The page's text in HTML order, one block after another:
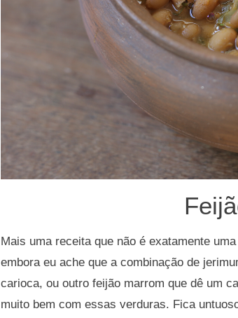
Mais uma receita que não é exatamente
embora eu ache que a combinação de
carioca, ou outro feijão marrom que dê um
muito bem com essas verduras. Fica